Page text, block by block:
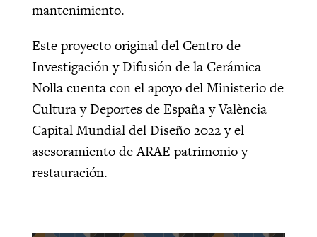
mantenimiento.
Este proyecto original del Centro de
Investigación y Difusión de la Cerámica
Nolla cuenta con el apoyo del Ministerio de
Cultura y Deportes de España y València
Capital Mundial del Diseño 2022 y el
asesoramiento de ARAE patrimonio y
restauración.